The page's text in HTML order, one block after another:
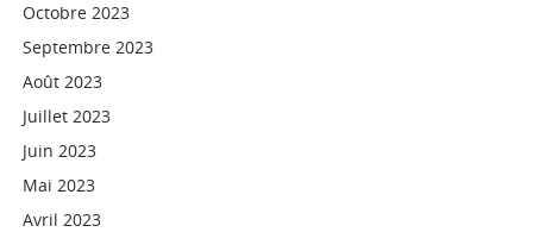
Octobre 2023
Septembre 2023
Août 2023
Juillet 2023
Juin 2023
Mai 2023
Avril 2023